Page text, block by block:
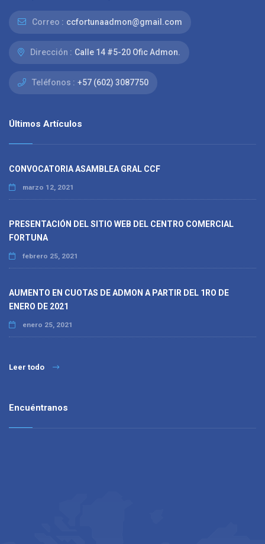
Correo : ccfortunaadmon@gmail.com
Dirección : Calle 14 #5-20 Ofic Admon.
Teléfonos : +57 (602) 3087750
Últimos Artículos
CONVOCATORIA ASAMBLEA GRAL CCF
marzo 12, 2021
PRESENTACIÓN DEL SITIO WEB DEL CENTRO COMERCIAL
FORTUNA
febrero 25, 2021
AUMENTO EN CUOTAS DE ADMON A PARTIR DEL 1RO DE
ENERO DE 2021
enero 25, 2021
Leer todo
Encuéntranos